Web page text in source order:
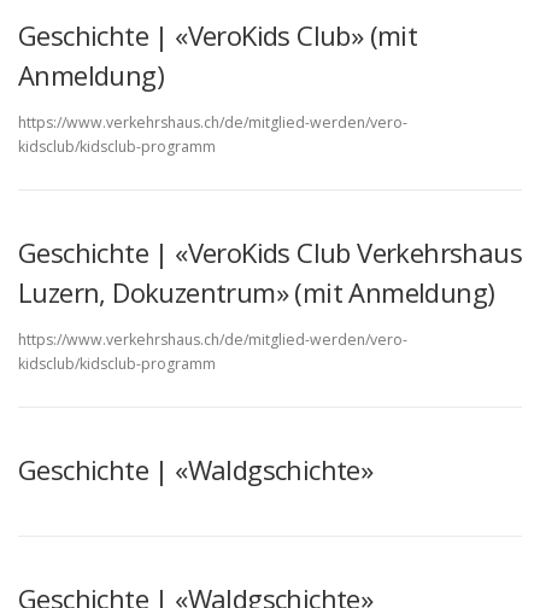
Geschichte | «VeroKids Club» (mit
Anmeldung)
https://www.verkehrshaus.ch/de/mitglied-werden/vero-
kidsclub/kidsclub-programm
Geschichte | «VeroKids Club Verkehrshaus
Luzern, Dokuzentrum» (mit Anmeldung)
https://www.verkehrshaus.ch/de/mitglied-werden/vero-
kidsclub/kidsclub-programm
Geschichte | «Waldgschichte»
Geschichte | «Waldgschichte»